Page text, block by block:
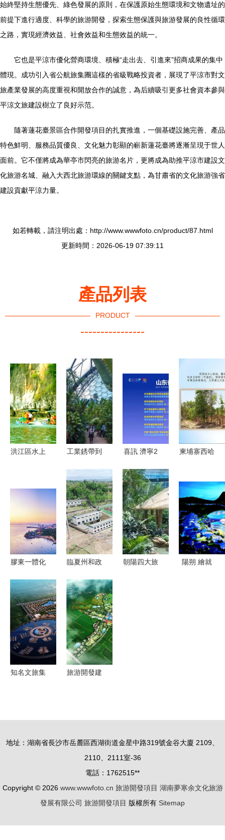
始終堅持生態優先、綠色發展的原則，在保護原始生態環境和文物遺址的
前提下進行適度、科學的旅游開發，探索生態保護與旅游發展的良性循環
之路，實現經濟效益、社會效益和生態效益的統一。
它也是平涼市優化營商環境、積極“走出去、引進來”招商成果的集中
體現。成功引入省公航旅集團這樣的省級戰略投資者，展現了平涼市對文
旅產業發展的高度重視和開放合作的誠意，為后續吸引更多社會資本參與
平涼文旅建設樹立了良好示范。
隨著蓮花臺景區合作開發項目的扎實推進，一個基礎設施完善、產品
特色鮮明、服務品質優良、文化魅力彰顯的嶄新蓮花臺將逐漸呈現于世人
面前。它不僅將成為華亭市閃亮的旅游名片，更將成為助推平涼市建設文
化旅游名城、融入大西北旅游環線的關鍵支點，為甘肅省的文化旅游強省
建設貢獻平涼力量。
如若轉載，請注明出處：http://www.wwwfoto.cn/product/87.html
更新時間：2026-06-19 07:39:11
產品列表
PRODUCT
----------------
洪江區水上
水文旅新名
工業銹帶到
工廠與廢棄
地如何變身
網紅打卡點
喜訊 濟寧2
項目在儒商
大會2018
精品旅游產
業論壇成功
簽約
柬埔寨西哈
頃旅游地產
開發項目推
薦
膠東一體化
煙青互動
采擷鮮美
旅游開發項
目——深入
推進區域協
同，共筑藍
臨夏州和政
文化旅游開
發綜合體建
設項目順利
推進
朝陽四大旅
陽朔 繪就
知名文旅集
合作簽約儀
藍圖 解碼
數字經濟賦
旅游開發建
地址：湖南省長沙市岳麓區西湖街道金星中路319號金谷大廈 2109、
2110、2111室-36
電話：1762515**
Copyright © 2026 www.wwwfoto.cn 旅游開發項目 湖南夢寒余文化旅游
發展有限公司 旅游開發項目 版權所有 Sitemap